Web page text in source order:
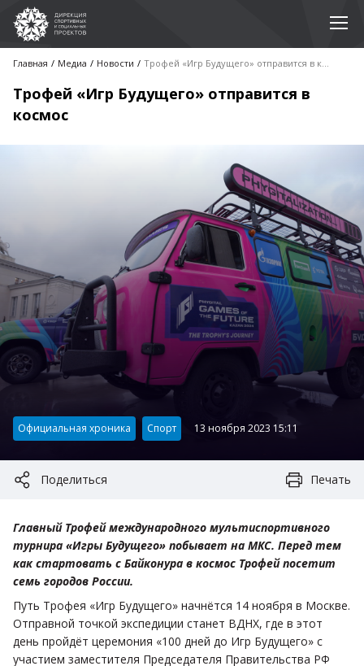
Главная Медиа Новости Трофей «Игр Будущего» отправится в космос
Трофей «Игр Будущего» отправится в
космос
Категория:
Официальная хроника Спорт 13 ноября 2023 15:11
Поделиться Печать
Главный Трофей международного мультиспортивного
турнира «Игры Будущего» побывает на МКС. Перед тем
как стартовать с Байконура в космос Трофей посетит
семь городов России.
Путь Трофея «Игр Будущего» начнётся 14 ноября в Москве.
Отправной точкой экспедиции станет ВДНХ, где в этот
день пройдёт церемония «100 дней до Игр Будущего» с
участием заместителя Председателя Правительства РФ